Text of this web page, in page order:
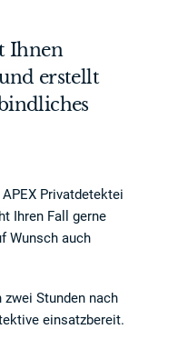
Ihnen
erstellt
Privatdetektei
Ihren Fall gerne
Wunsch auch
zwei Stunden nach
einsatzbereit.